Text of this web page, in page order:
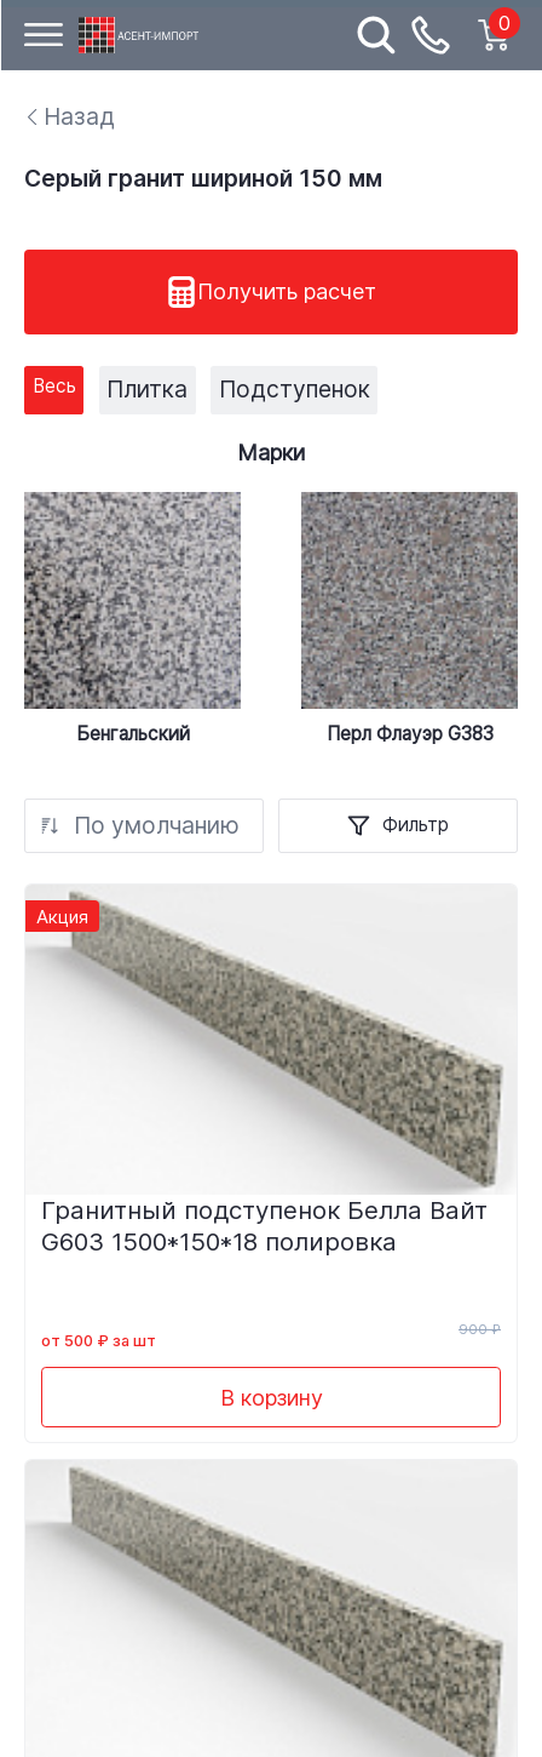
0
Назад
Серый гранит шириной 150 мм
Получить расчет
Весь Плитка Подступенок
Марки
Бенгальский Перл Флауэр G383
По умолчанию Фильтр
Акция
Гранитный подступенок Белла Вайт
G603 1500*150*18 полировка
от 500 ₽ за шт
900 ₽
В корзину